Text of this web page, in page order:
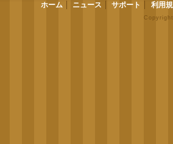
ホーム ニュース サポート 利用